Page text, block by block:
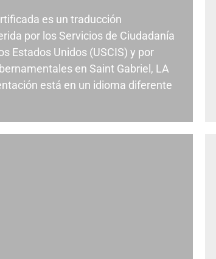
es un traducción
por los Servicios de Ciudadanía
Estados Unidos (USCIS) y por
en Saint Gabriel, LA
está en un idioma diferente